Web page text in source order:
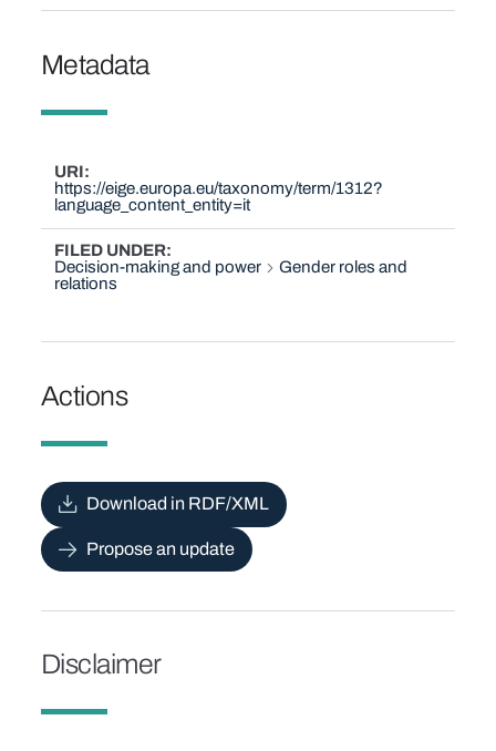
Metadata
URI
https://eige.europa.eu/taxonomy/term/1312?
language_content_entity=it
FILED UNDER
Decision-making and power
Gender roles and
relations
Actions
Download in RDF/XML
Propose an update
Disclaimer